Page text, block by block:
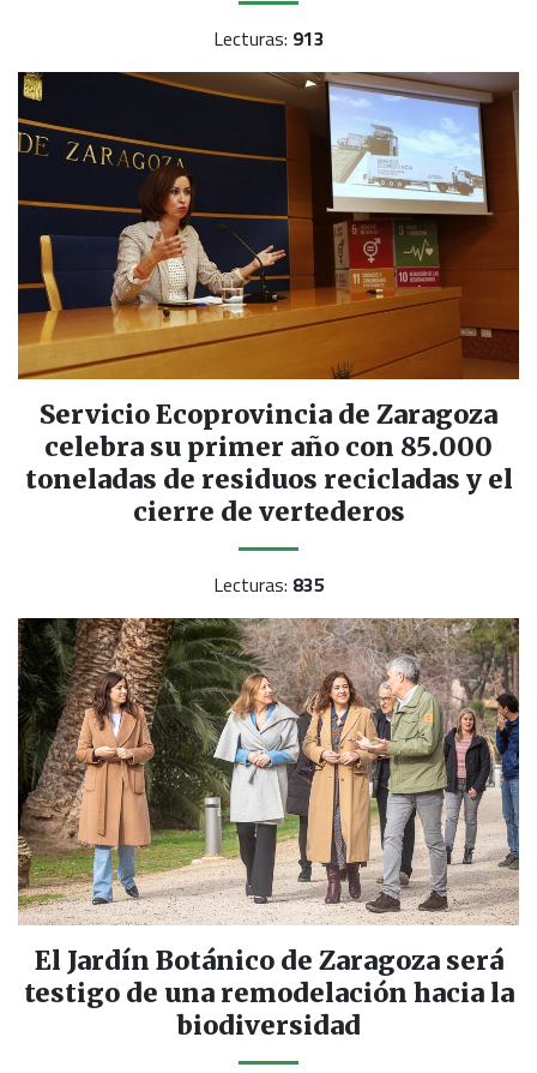
Lecturas: 913
Servicio Ecoprovincia de Zaragoza
celebra su primer año con 85.000
toneladas de residuos recicladas y el
cierre de vertederos
Lecturas: 835
El Jardín Botánico de Zaragoza será
testigo de una remodelación hacia la
biodiversidad